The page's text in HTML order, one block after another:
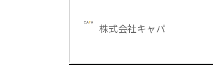
株式会社キャパ